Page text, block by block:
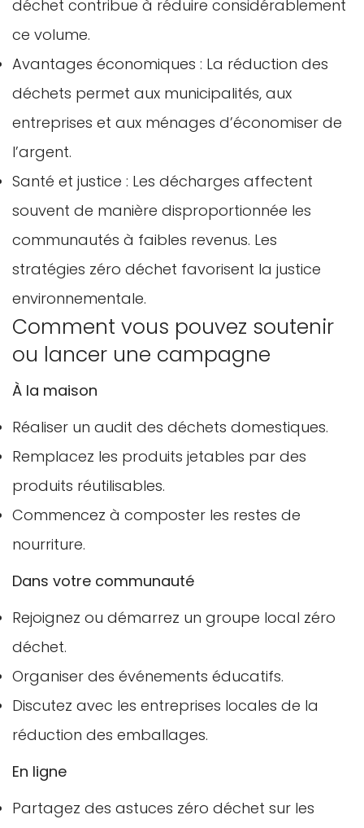
déchet contribue à réduire considérablement
ce volume.
Avantages économiques : La réduction des
déchets permet aux municipalités, aux
entreprises et aux ménages d’économiser de
l’argent.
Santé et justice : Les décharges affectent
souvent de manière disproportionnée les
communautés à faibles revenus. Les
stratégies zéro déchet favorisent la justice
environnementale.
Comment vous pouvez soutenir
ou lancer une campagne
À la maison
Réaliser un audit des déchets domestiques.
Remplacez les produits jetables par des
produits réutilisables.
Commencez à composter les restes de
nourriture.
Dans votre communauté
Rejoignez ou démarrez un groupe local zéro
déchet.
Organiser des événements éducatifs.
Discutez avec les entreprises locales de la
réduction des emballages.
En ligne
Partagez des astuces zéro déchet sur les